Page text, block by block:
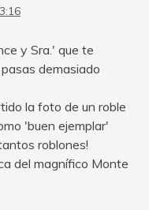
y Sra.' que te
demasiado
la foto de un roble
'buen ejemplar'
roblones!
del magnífico Monte